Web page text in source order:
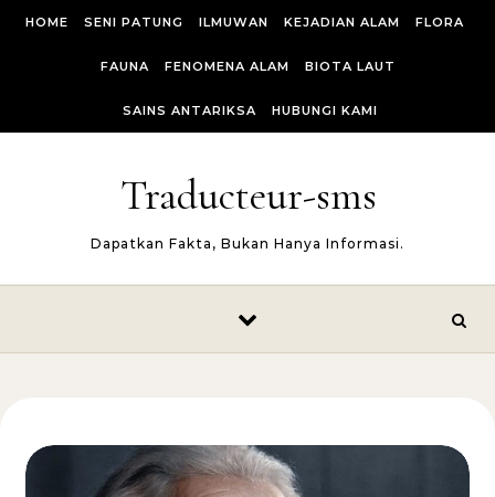
HOME SENI PATUNG ILMUWAN KEJADIAN ALAM FLORA
FAUNA FENOMENA ALAM BIOTA LAUT
SAINS ANTARIKSA HUBUNGI KAMI
Traducteur-sms
Dapatkan Fakta, Bukan Hanya Informasi.